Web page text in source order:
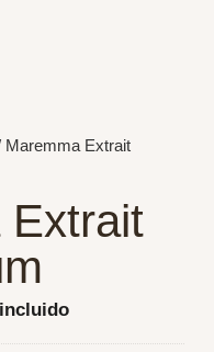
Extrait
Extrait